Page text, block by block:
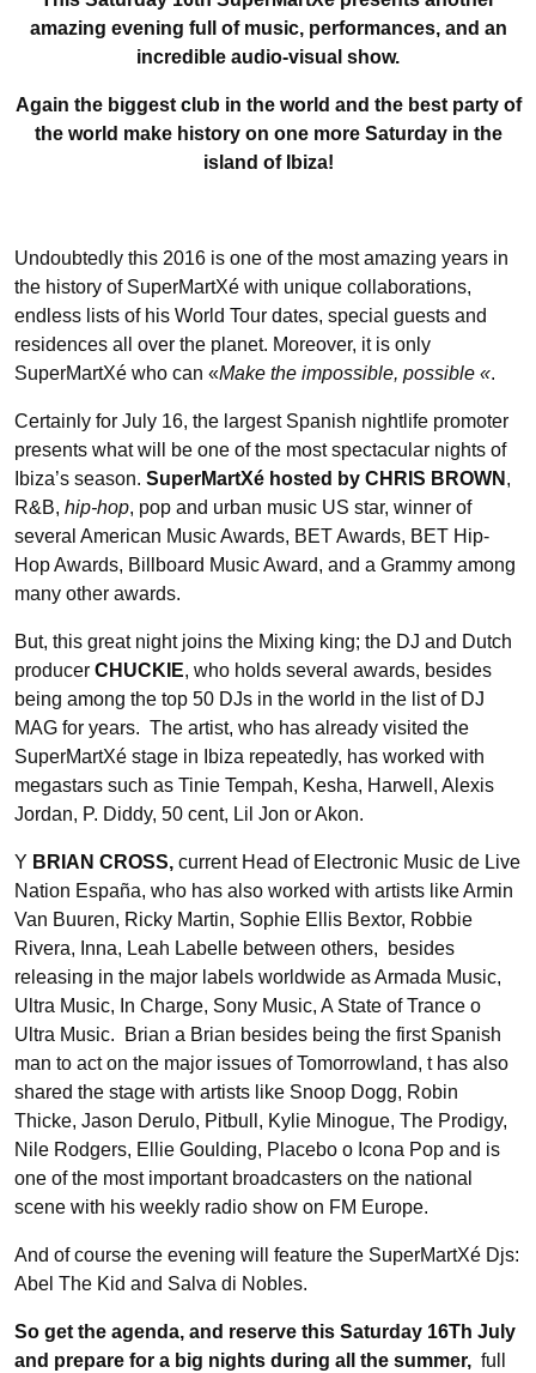
amazing evening full of music, performances, and an
incredible audio-visual show.
Again the biggest club in the world and the best party of
the world make history on one more Saturday in the
island of Ibiza!
Undoubtedly this 2016 is one of the most amazing years in
the history of SuperMartXé with unique collaborations,
endless lists of his World Tour dates, special guests and
residences all over the planet. Moreover, it is only
SuperMartXé who can «Make the impossible, possible «.
Certainly for July 16, the largest Spanish nightlife promoter
presents what will be one of the most spectacular nights of
Ibiza’s season. SuperMartXé hosted by CHRIS BROWN ,
R&B, hip-hop, pop and urban music US star, winner of
several American Music Awards, BET Awards, BET Hip-
Hop Awards, Billboard Music Award, and a Grammy among
many other awards.
But, this great night joins the Mixing king; the DJ and Dutch
producer CHUCKIE, who holds several awards, besides
being among the top 50 DJs in the world in the list of DJ
MAG for years. The artist, who has already visited the
SuperMartXé stage in Ibiza repeatedly, has worked with
megastars such as Tinie Tempah, Kesha, Harwell, Alexis
Jordan, P. Diddy, 50 cent, Lil Jon or Akon.
Y BRIAN CROSS, current Head of Electronic Music de Live
Nation España, who has also worked with artists like Armin
Van Buuren, Ricky Martin, Sophie Ellis Bextor, Robbie
Rivera, Inna, Leah Labelle between others, besides
releasing in the major labels worldwide as Armada Music,
Ultra Music, In Charge, Sony Music, A State of Trance o
Ultra Music. Brian a Brian besides being the first Spanish
man to act on the major issues of Tomorrowland, t has also
shared the stage with artists like Snoop Dogg, Robin
Thicke, Jason Derulo, Pitbull, Kylie Minogue, The Prodigy,
Nile Rodgers, Ellie Goulding, Placebo o Icona Pop and is
one of the most important broadcasters on the national
scene with his weekly radio show on FM Europe.
And of course the evening will feature the SuperMartXé Djs:
Abel The Kid and Salva di Nobles.
So get the agenda, and reserve this Saturday 16Th July
and prepare for a big nights during all the summer, full